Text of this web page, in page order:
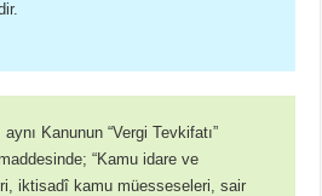
Kanunun “Vergi Tevkifatı”
“Kamu idare ve
iktisadî kamu müesseseleri, sair